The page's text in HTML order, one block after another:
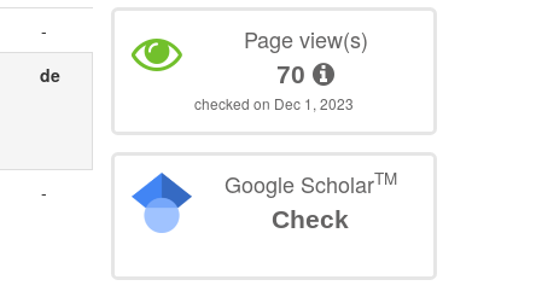
-
de
-
Page view(s)
70
checked on Dec 1, 2023
Google ScholarTM
Check